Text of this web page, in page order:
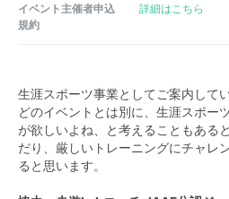
イベント主催者申込
規約
詳細はこちら
生涯スポーツ事業としてご案内して
どのイベントとは別に、生涯スポー
が欲しいよね、と考えることもある
だり、厳しいトレーニングにチャレ
ると思います。